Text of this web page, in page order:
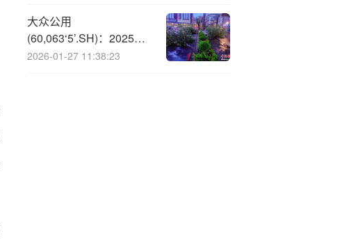
大众公用
(60,063‘5’.SH)：2025年
三季报净利润为5.20亿元
2026-01-27 11:38:23